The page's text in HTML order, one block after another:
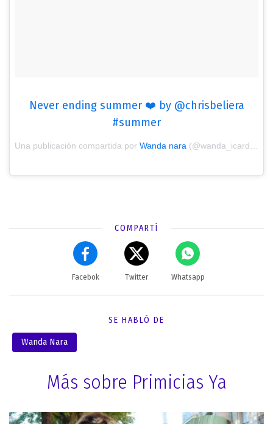
Never ending summer ❤️ by @chrisbeliera
#summer
Una publicación compartida por Wanda nara (@wanda_icardi) el
COMPARTÍ
Facebok Twitter Whatsapp
SE HABLÓ DE
Wanda Nara
Más sobre Primicias Ya